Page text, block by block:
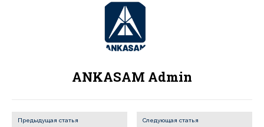
ANKASAM Admin
Предыдущая статья Следующая статья